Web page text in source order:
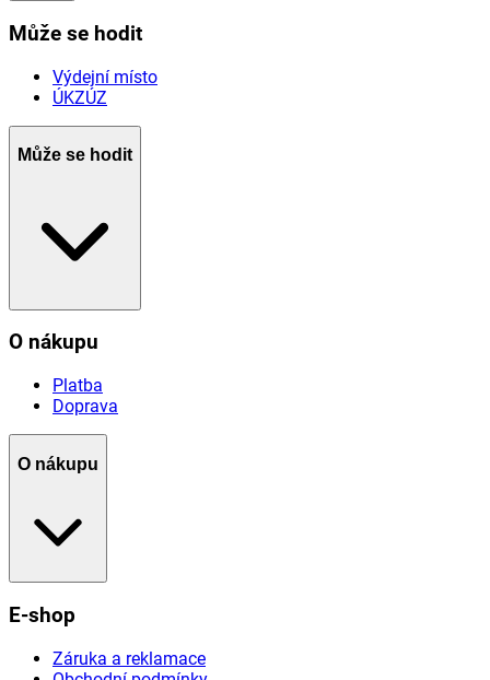
Může se hodit
Výdejní místo
ÚKZÚZ
Může se hodit
O nákupu
Platba
Doprava
O nákupu
E-shop
Záruka a reklamace